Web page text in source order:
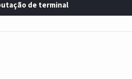
de terminal